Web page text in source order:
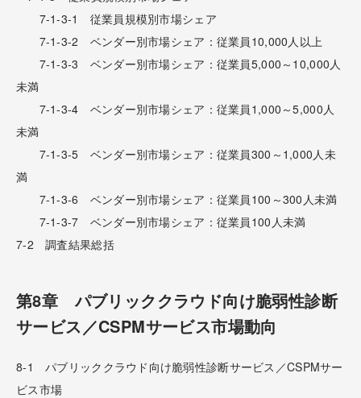
7-1-3-1 従業員規模別市場シェア
7-1-3-2 ベンダー別市場シェア：従業員10,000人以上
7-1-3-3 ベンダー別市場シェア：従業員5,000～10,000人
未満
7-1-3-4 ベンダー別市場シェア：従業員1,000～5,000人
未満
7-1-3-5 ベンダー別市場シェア：従業員300～1,000人未
満
7-1-3-6 ベンダー別市場シェア：従業員100～300人未満
7-1-3-7 ベンダー別市場シェア：従業員100人未満
7-2 調査結果総括
第8章 パブリッククラウド向け脆弱性診断
サービス／CSPMサービス市場動向
8-1 パブリッククラウド向け脆弱性診断サービス／CSPMサー
ビス市場